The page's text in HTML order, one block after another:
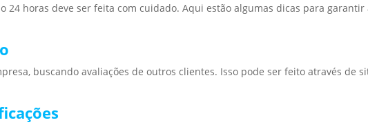
24 horas deve ser feita com cuidado. Aqui estão algumas dicas para garantir
buscando avaliações de outros clientes. Isso pode ser feito através de